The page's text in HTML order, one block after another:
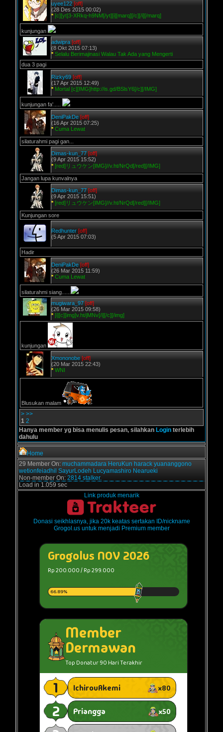
uyee122 [off]
(28 Des 2015 00:02)
* [c][yt]3-XRkq-h9NM[/yt][i][marq][/c][/i][/marq]
kunjungan
adwipra [off]
(8 Okt 2015 07:13)
* Selalu Berimajinasi Walau Tak Ada yang Mengerti
dua 3 pagi
Rizky69 [off]
(17 Apr 2015 12:49)
* Mortal [c][IMG]http://is.gd/BSlsY6[/c][/IMG]
kunjungan fa'.....
DeniPakDe [off]
(16 Apr 2015 07:25)
* Cuma Lewat
silaturahmi pagi gan...
Dimas-kun_77 [off]
(9 Apr 2015 15:52)
* [red]リュウケン[IMG]//v.ht/NrQd[/red][/IMG]
Jangan lupa kunvalnya
Dimas-kun_77 [off]
(9 Apr 2015 15:51)
* [red]リュウケン[IMG]//v.ht/NrQd[/red][/IMG]
Kunjungan sore
Redhunter [off]
(5 Apr 2015 07:03)
Hadir
DeniPakDe [off]
(26 Mar 2015 11:59)
* Cuma Lewat
silaturahmi siang......
mugiwara_97 [off]
(26 Mar 2015 09:58)
* [i][c][img]v.ht/jMNv[/i][/c][/img]
kunjungan
Xmononobe [off]
(20 Mar 2015 22:43)
* WNI
Blusukan malam
> >>
1 2
Hanya member yg bisa menulis pesan, silahkan Login terlebih
dahulu
Home
29 Member On: muchammadara HeruKun harack yuananggono
wetionfeiadhil SayurLodeh Lucyamashiro Nearueki
Non-member On: 2814 stalker.
Load in 1.059 sec
Link produk menarik
Donasi seikhlasnya, jika 20k keatas sertakan ID/nickname
Grogol.us untuk menjadi Premium member